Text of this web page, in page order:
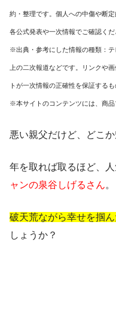
約・整理です。個人への中傷や断
各公式発表や一次情報でご確認くだ
※出典・参考にした情報の種類：
上の二次報道などです。リンクや
トが一次情報の正確性を保証するも
※本サイトのコンテンツには、商品
悪い親父だけど、どこ
年を取れば取るほど、
ャンの泉谷しげるさん。
破天荒ながら幸せを掴
しょうか？